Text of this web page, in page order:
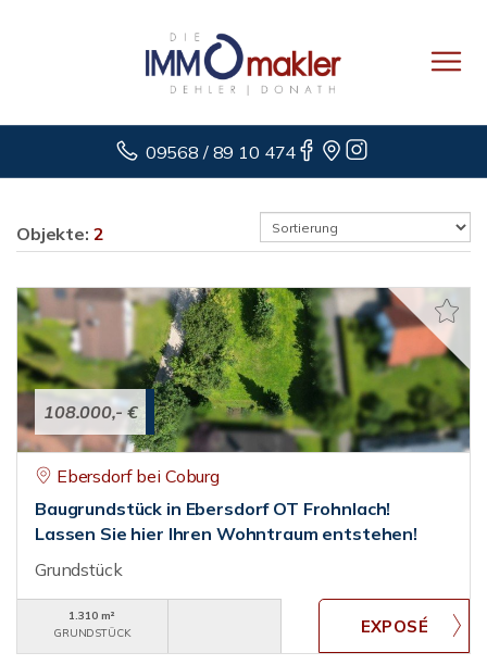
09568 / 89 10 474
Objekte: 2
108.000,- €
Ebersdorf bei Coburg
Baugrundstück in Ebersdorf OT Frohnlach!
Lassen Sie hier Ihren Wohntraum entstehen!
Grundstück
1.310 m²
GRUNDSTÜCK